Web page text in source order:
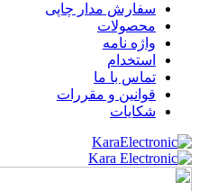
سفارش مدار چاپی
محصولات
واژه نامه
استخدام
تماس با ما
قوانین و مقررات
شکایات